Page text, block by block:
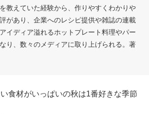
教えていた経験から、作りやすくわかりや
があり、企業へのレシピ提供や雑誌の連載
イディア溢れるホットプレート料理やパー
り、数々のメディアに取り上げられる。著
食材がいっぱいの秋は1番好きな季節